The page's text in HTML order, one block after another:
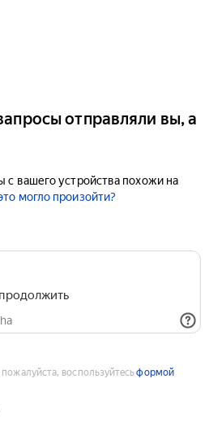
отправляли вы, а
с вашего устройства похожи на
могло произойти?
воспользуйтесьформой